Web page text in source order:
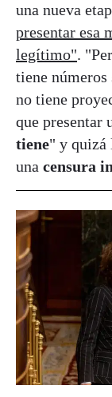
una nueva
presentar esa
legítimo".
tiene
no tiene
que presentar
tiene" y quizá
una censura